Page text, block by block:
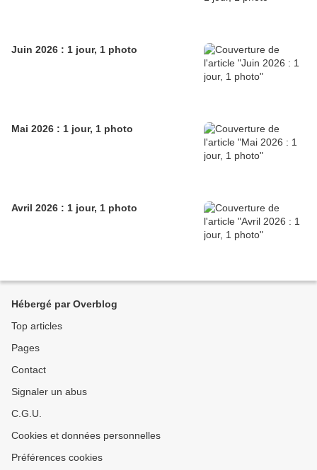
Juin 2026 : 1 jour, 1 photo
Mai 2026 : 1 jour, 1 photo
Avril 2026 : 1 jour, 1 photo
Hébergé par Overblog
Top articles
Pages
Contact
Signaler un abus
C.G.U.
Cookies et données personnelles
Préférences cookies